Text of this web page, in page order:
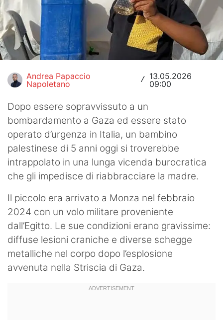
Pallanuoto
Pallamano
Altre
News
Eventi
Andrea Papaccio
Napoletano
/
13.05.2026
09:00
Dopo essere sopravvissuto a un
bombardamento a Gaza ed essere stato
operato d’urgenza in Italia, un bambino
palestinese di 5 anni oggi si troverebbe
intrappolato in una lunga vicenda burocratica
che gli impedisce di riabbracciare la madre.
Il piccolo era arrivato a Monza nel febbraio
2024 con un volo militare proveniente
dall’Egitto. Le sue condizioni erano gravissime:
diffuse lesioni craniche e diverse schegge
metalliche nel corpo dopo l’esplosione
avvenuta nella Striscia di Gaza.